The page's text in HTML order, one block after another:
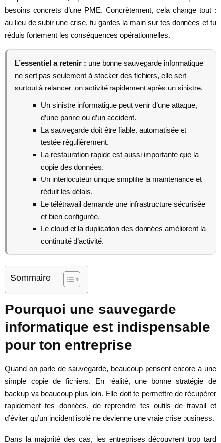
besoins concrets d’une PME. Concrètement, cela change tout :
au lieu de subir une crise, tu gardes la main sur tes données et tu
réduis fortement les conséquences opérationnelles.
L’essentiel a retenir : une bonne sauvegarde informatique
ne sert pas seulement à stocker des fichiers, elle sert
surtout à relancer ton activité rapidement après un sinistre.
Un sinistre informatique peut venir d’une attaque,
d’une panne ou d’un accident.
La sauvegarde doit être fiable, automatisée et
testée régulièrement.
La restauration rapide est aussi importante que la
copie des données.
Un interlocuteur unique simplifie la maintenance et
réduit les délais.
Le télétravail demande une infrastructure sécurisée
et bien configurée.
Le cloud et la duplication des données améliorent la
continuité d’activité.
Sommaire
Pourquoi une sauvegarde
informatique est indispensable
pour ton entreprise
Quand on parle de sauvegarde, beaucoup pensent encore à une
simple copie de fichiers. En réalité, une bonne stratégie de
backup va beaucoup plus loin. Elle doit te permettre de récupérer
rapidement tes données, de reprendre tes outils de travail et
d’éviter qu’un incident isolé ne devienne une vraie crise business.
Dans la majorité des cas, les entreprises découvrent trop tard